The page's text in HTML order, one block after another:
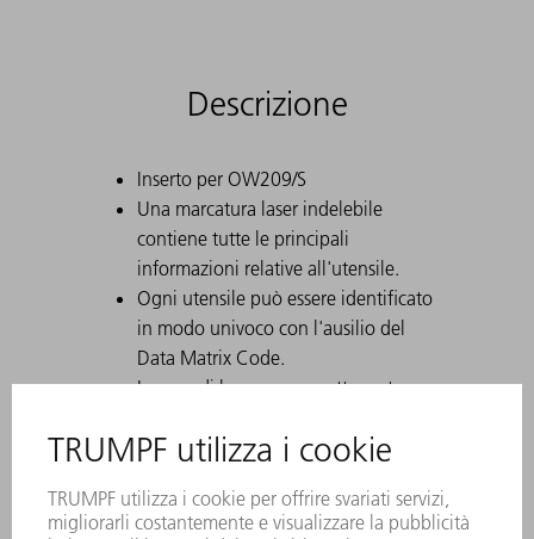
Descrizione
Inserto per OW209/S
Una marcatura laser indelebile
contiene tutte le principali
informazioni relative all'utensile.
Ogni utensile può essere identificato
in modo univoco con l'ausilio del
Data Matrix Code.
Le aree di lavoro sono sottoposte a
Su richiesta possono essere eseguite